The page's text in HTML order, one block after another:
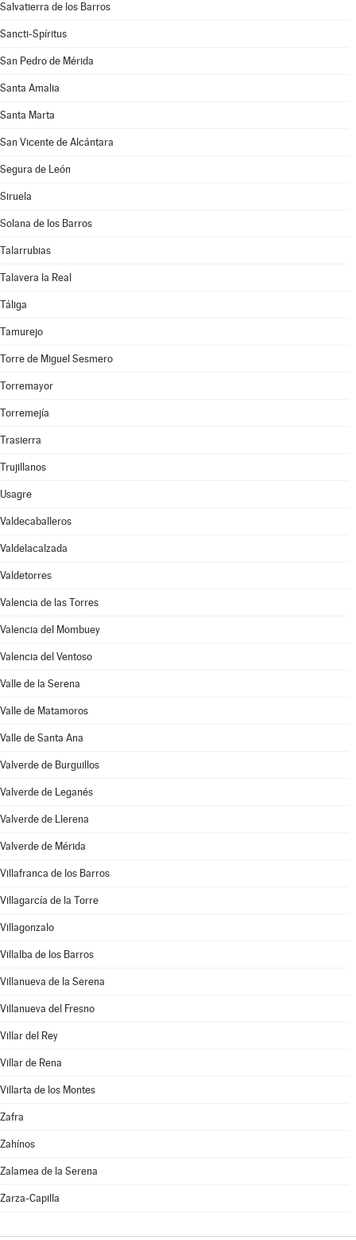
Salvatierra de los Barros
Sancti-Spíritus
San Pedro de Mérida
Santa Amalia
Santa Marta
San Vicente de Alcántara
Segura de León
Siruela
Solana de los Barros
Talarrubias
Talavera la Real
Táliga
Tamurejo
Torre de Miguel Sesmero
Torremayor
Torremejía
Trasierra
Trujillanos
Usagre
Valdecaballeros
Valdelacalzada
Valdetorres
Valencia de las Torres
Valencia del Mombuey
Valencia del Ventoso
Valle de la Serena
Valle de Matamoros
Valle de Santa Ana
Valverde de Burguillos
Valverde de Leganés
Valverde de Llerena
Valverde de Mérida
Villafranca de los Barros
Villagarcía de la Torre
Villagonzalo
Villalba de los Barros
Villanueva de la Serena
Villanueva del Fresno
Villar del Rey
Villar de Rena
Villarta de los Montes
Zafra
Zahínos
Zalamea de la Serena
Zarza-Capilla